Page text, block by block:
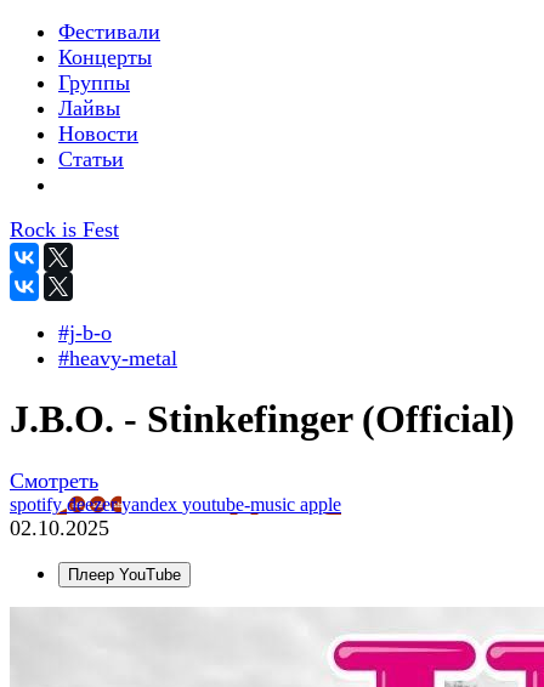
Фестивали
Концерты
Группы
Лайвы
Новости
Статьи
Rock is Fest
#j-b-o
#heavy-metal
J.B.O. - Stinkefinger (Official)
Смотреть
spotifydeezeryandex youtube-music apple
02.10.2025
Плеер YouTube